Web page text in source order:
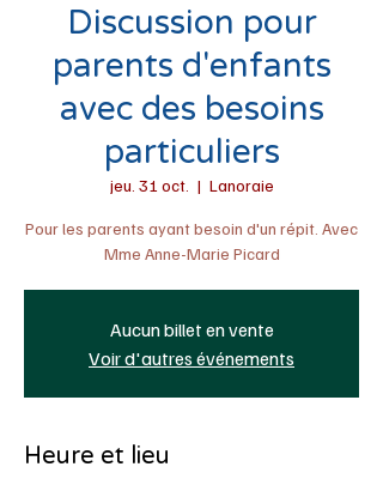
Discussion pour
parents d'enfants
avec des besoins
particuliers
jeu. 31 oct.
  |
Lanoraie
Pour les parents ayant besoin d'un répit. Avec
Mme Anne-Marie Picard
Aucun billet en vente
Voir d'autres événements
Heure et lieu